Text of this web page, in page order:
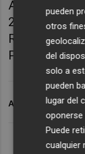
Altach el 18
22 de julio, el
Roterdam y
Portugal en
ARCHIVADO EN
pueden
otros
del
solo a
pueden
lugar del
Puede
cualquier